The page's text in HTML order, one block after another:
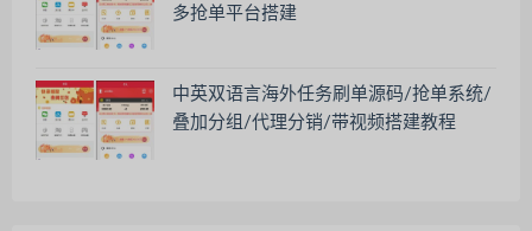
多抢单平台搭建
中英双语言海外任务刷单源码/抢单系统/
叠加分组/代理分销/带视频搭建教程